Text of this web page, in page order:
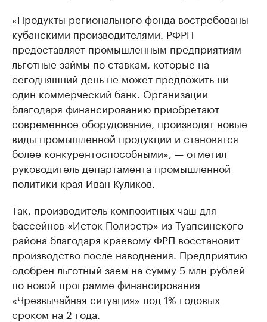
«Продукты регионального фонда востребованы
кубанскими производителями. РФРП
предоставляет промышленным предприятиям
льготные займы по ставкам, которые на
сегодняшний день не может предложить ни
один коммерческий банк. Организации
благодаря финансированию приобретают
современное оборудование, производят новые
виды промышленной продукции и становятся
более конкурентоспособными», — отметил
руководитель департамента промышленной
политики края Иван Куликов.
Так, производитель композитных чаш для
бассейнов «Исток-Полиэстр» из Туапсинского
района благодаря краевому ФРП восстановит
производство после наводнения. Предприятию
одобрен льготный заем на сумму 5 млн рублей
по новой программе финансирования
«Чрезвычайная ситуация» под 1% годовых
сроком на 2 года.